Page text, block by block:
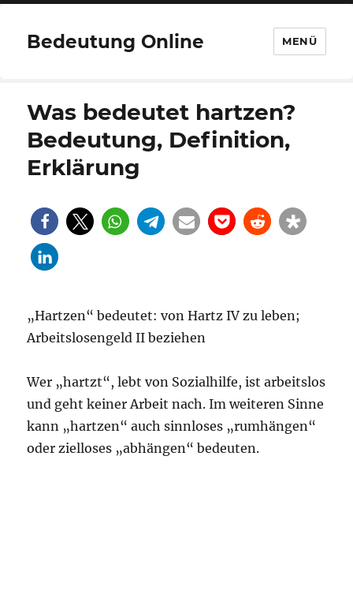
Bedeutung Online MENÜ
Was bedeutet hartzen?
Bedeutung, Definition,
Erklärung
„Hartzen“ bedeutet: von Hartz IV zu leben;
Arbeitslosengeld II beziehen
Wer „hartzt“, lebt von Sozialhilfe, ist arbeitslos
und geht keiner Arbeit nach. Im weiteren Sinne
kann „hartzen“ auch sinnloses „rumhängen“
oder zielloses „abhängen“ bedeuten.